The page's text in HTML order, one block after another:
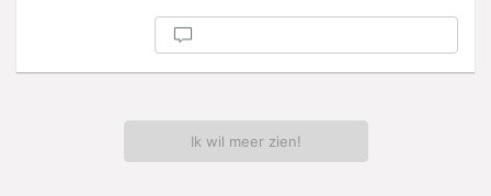
Ik wil meer zien!